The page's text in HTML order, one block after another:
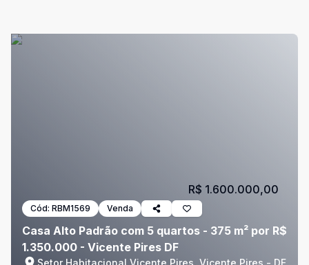
Cód: RBM1569 Venda
Casa Alto Padrão com 5 quartos - 375 m² por R$
1.350.000 - Vicente Pires DF
Setor Habitacional Vicente Pires, Vicente Pires - DF
R$ 1.600.000,00